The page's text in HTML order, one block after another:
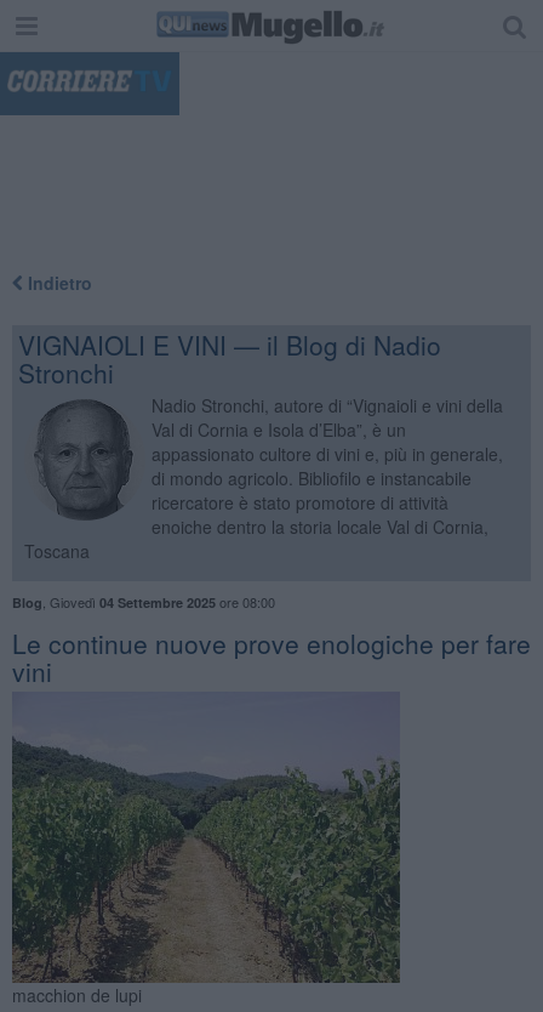
Indietro
VIGNAIOLI E VINI — il Blog di Nadio
Stronchi
Nadio Stronchi, autore di “Vignaioli e vini della
Val di Cornia e Isola d’Elba”, è un
appassionato cultore di vini e, più in generale,
di mondo agricolo. Bibliofilo e instancabile
ricercatore è stato promotore di attività
enoiche dentro la storia locale Val di Cornia,
Toscana
Blog Giovedì 04 Settembre 2025ore 08:00
Le continue nuove prove enologiche per fare
vini
macchion de lupi